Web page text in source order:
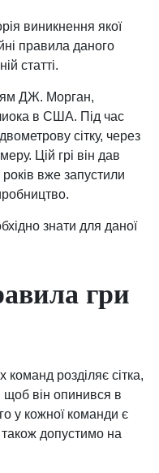
виникнення якої
правила даного
статті.
ДЖ. Морган,
в США. Під час
сітку, через
Цій грі він дав
вже запустили
знати для даної
гри
команд розділяє сітка,
щоб він опинився в
у кожної команди є
також допустимо на